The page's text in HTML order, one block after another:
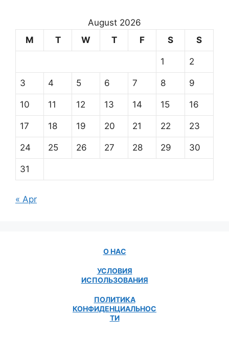
August 2026
M
T W T F S S
1 2
3 4 5 6 7 8 9
10 11 12 13 14 15 16
17 18 19 20 21 22 23
24 25 26 27 28 29 30
31
« Apr
О НАС
УСЛОВИЯ
ИСПОЛЬЗОВАНИЯ
ПОЛИТИКА
КОНФИДЕНЦИАЛЬНОС
ТИ